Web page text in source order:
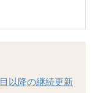
以降の継続更新